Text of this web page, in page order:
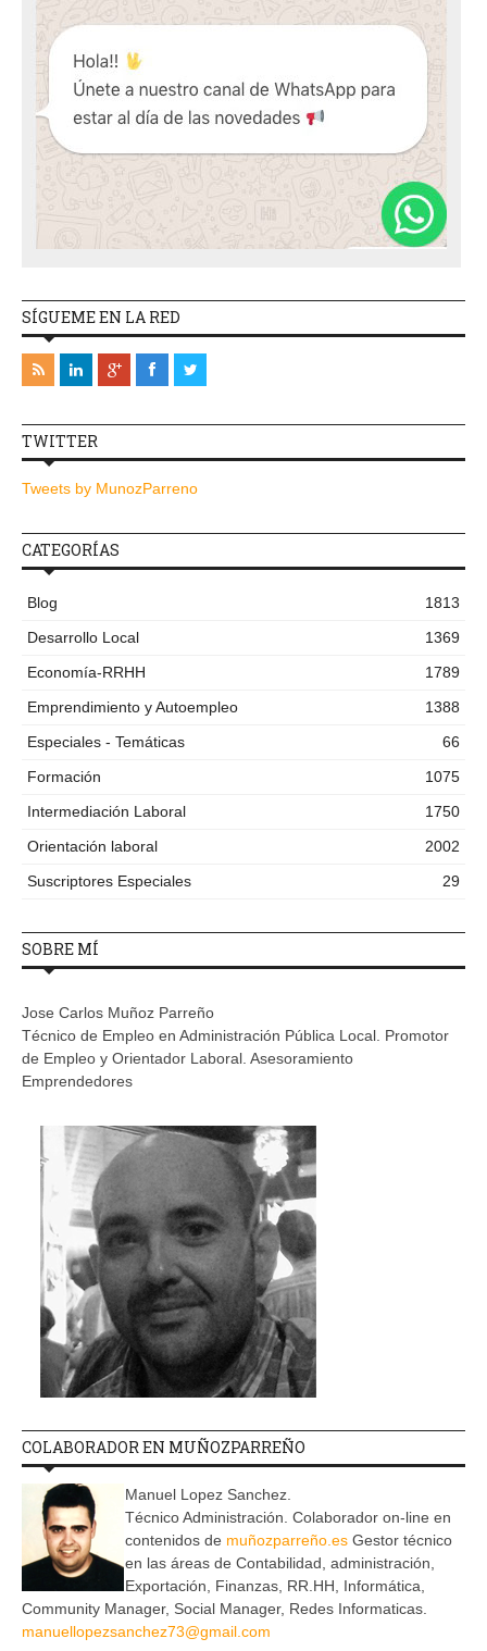
SÍGUEME EN LA RED
TWITTER
Tweets by MunozParreno
CATEGORÍAS
Blog
1813
Desarrollo Local
1369
Economía-RRHH
1789
Emprendimiento y Autoempleo
1388
Especiales - Temáticas
66
Formación
1075
Intermediación Laboral
1750
Orientación laboral
2002
Suscriptores Especiales
29
SOBRE MÍ
Jose Carlos Muñoz Parreño
Técnico de Empleo en Administración Pública Local. Promotor
de Empleo y Orientador Laboral. Asesoramiento
Emprendedores
COLABORADOR EN MUÑOZPARREÑO
Manuel Lopez Sanchez.
Técnico Administración. Colaborador on-line en
contenidos de muñozparreño.es Gestor técnico
en las áreas de Contabilidad, administración,
Exportación, Finanzas, RR.HH, Informática,
Community Manager, Social Manager, Redes Informaticas.
manuellopezsanchez73@gmail.com